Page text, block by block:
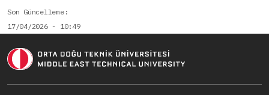
Son Güncelleme
17/04/2026 - 10:49